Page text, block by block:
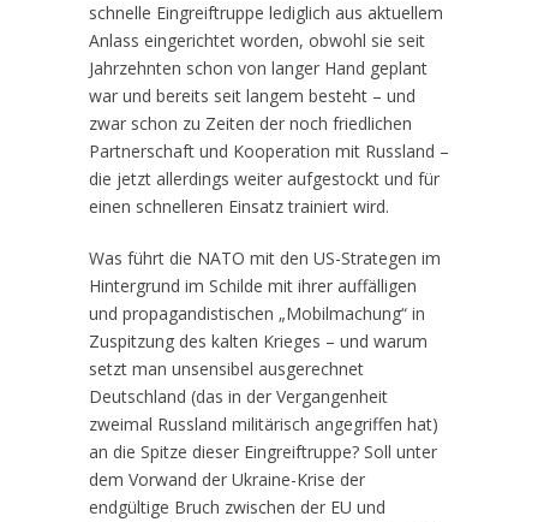
schnelle Eingreiftruppe lediglich aus aktuellem
Anlass eingerichtet worden, obwohl sie seit
Jahrzehnten schon von langer Hand geplant
war und bereits seit langem besteht – und
zwar schon zu Zeiten der noch friedlichen
Partnerschaft und Kooperation mit Russland –
die jetzt allerdings weiter aufgestockt und für
einen schnelleren Einsatz trainiert wird.
Was führt die NATO mit den US-Strategen im
Hintergrund im Schilde mit ihrer auffälligen
und propagandistischen „Mobilmachung“ in
Zuspitzung des kalten Krieges – und warum
setzt man unsensibel ausgerechnet
Deutschland (das in der Vergangenheit
zweimal Russland militärisch angegriffen hat)
an die Spitze dieser Eingreiftruppe? Soll unter
dem Vorwand der Ukraine-Krise der
endgültige Bruch zwischen der EU und